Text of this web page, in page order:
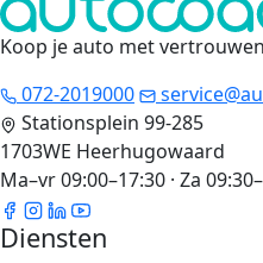
Koop je auto met vertrouwen
072-2019000
Stationsplein 99-285
1703WE Heerhugowaard
Ma–vr 09:00–17:30 · Za
Diensten